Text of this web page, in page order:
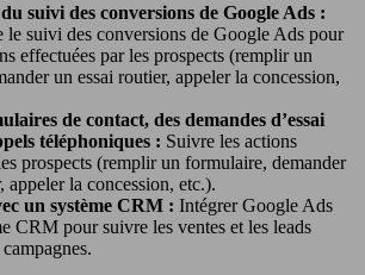
suivi des conversions de Google Ads :
le suivi des conversions de Google Ads pour
effectuées par les prospects (remplir un
un essai routier, appeler la concession,
de contact, des demandes d’essai
téléphoniques : Suivre les actions
prospects (remplir un formulaire, demander
appeler la concession, etc.).
un système CRM : Intégrer Google Ads
CRM pour suivre les ventes et les leads